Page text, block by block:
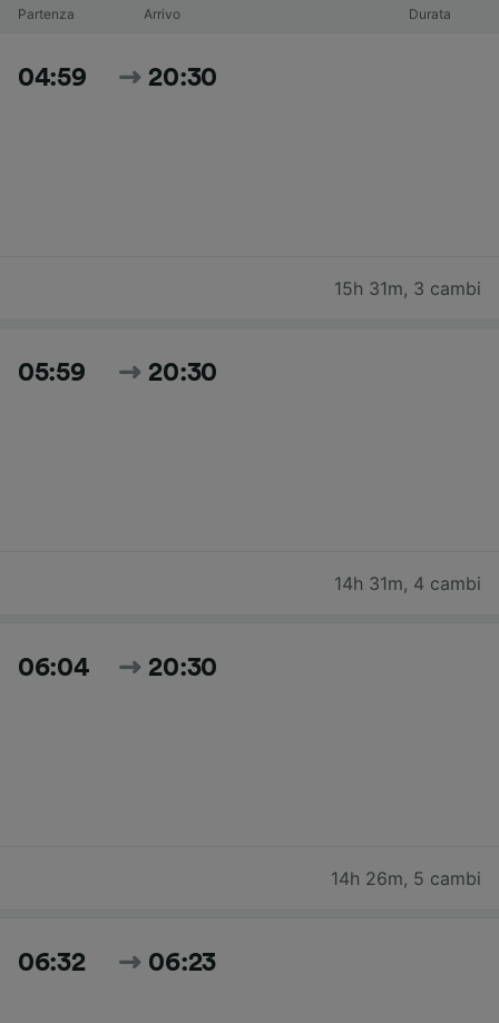
Partenza Arrivo Durata
04:59 20:30
15h 31m, 3 cambi
05:59 20:30
14h 31m, 4 cambi
06:04 20:30
14h 26m, 5 cambi
06:32 06:23